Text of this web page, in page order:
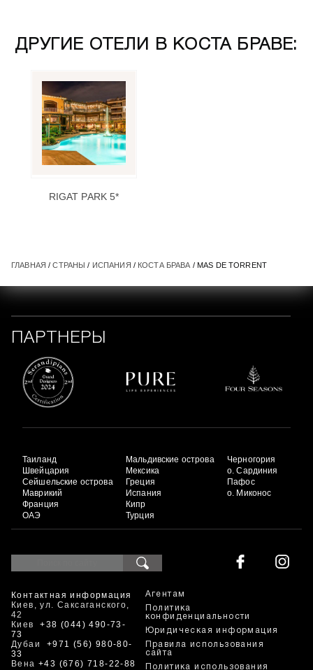
ДРУГИЕ ОТЕЛИ В КОСТА БРАВЕ:
RIGAT PARK 5*
ГЛАВНАЯ /СТРАНЫ / ИСПАНИЯ / КОСТА БРАВА / MAS DE TORRENT
ПАРТНЕРЫ
Таиланд
Швейцария
Сейшельские острова
Маврикий
Франция
ОАЭ
Мальдивские острова
Мексика
Греция
Испания
Кипр
Турция
Черногория
о. Сардиния
Пафос
о. Миконос
Контактная информация
Киев, ул. Саксаганского,
42
Киев+38 (044) 490-73-
73
Дубаи +971 (56) 980-80-
33
Вена +43 (676) 718-22-88
Агентам
Политика
конфиденциальности
Юридическая информация
Правила использования
сайта
Политика использования